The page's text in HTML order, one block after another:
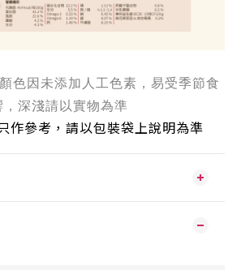
色因未添加人工色素，易受季節食
深淺請以實物為準
作參考，請以包裝袋上說明為準